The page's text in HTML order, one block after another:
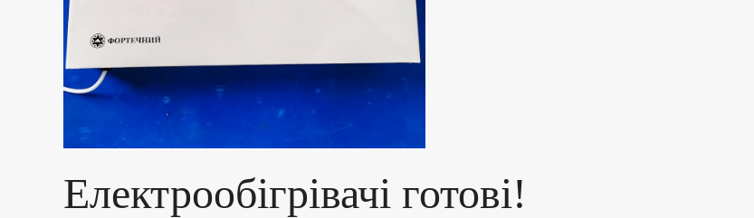
Електрообігрівачі готові!